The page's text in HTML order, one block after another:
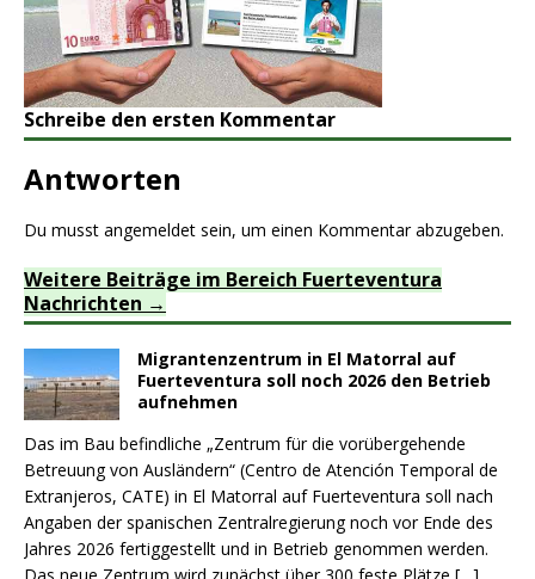
Schreibe den ersten Kommentar
Antworten
Du musst angemeldet sein, um einen Kommentar abzugeben.
Weitere Beiträge im Bereich Fuerteventura
Nachrichten
Migrantenzentrum in El Matorral auf
Fuerteventura soll noch 2026 den Betrieb
aufnehmen
Das im Bau befindliche „Zentrum für die vorübergehende
Betreuung von Ausländern“ (Centro de Atención Temporal de
Extranjeros, CATE) in El Matorral auf Fuerteventura soll nach
Angaben der spanischen Zentralregierung noch vor Ende des
Jahres 2026 fertiggestellt und in Betrieb genommen werden.
Das neue Zentrum wird zunächst über 300 feste Plätze […]